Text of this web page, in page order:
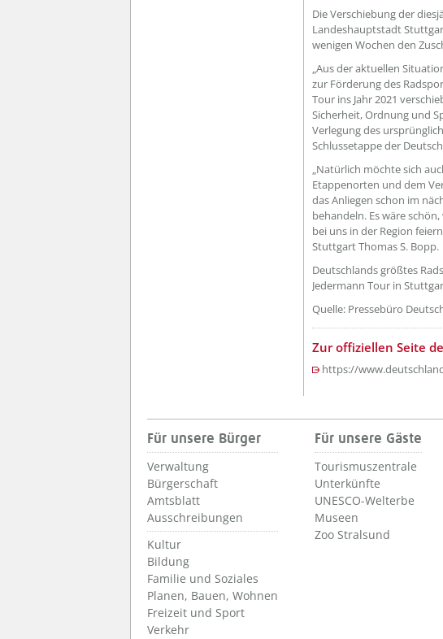
Die Verschiebung der
Landeshauptstadt
wenigen Wochen den
„Aus der aktuellen
zur Förderung des
Tour ins Jahr 2021
Sicherheit, Ordnung und
Verlegung des
Schlussetappe der
„Natürlich möchte sich
Etappenorten und dem
das Anliegen schon im
behandeln. Es wäre
bei uns in der Region
Stuttgart Thomas S. Bopp.
Deutschlands größtes
Jedermann Tour in
Quelle: Pressebüro
Zur offiziellen Seite
https://
Für unsere Bürger
Verwaltung
Bürgerschaft
Amtsblatt
Ausschreibungen
Kultur
Bildung
Familie und Soziales
Planen, Bauen, Wohnen
Freizeit und Sport
Verkehr
Für unsere Gäste
Tourismuszentrale
Unterkünfte
UNESCO-Welterbe
Museen
Zoo Stralsund